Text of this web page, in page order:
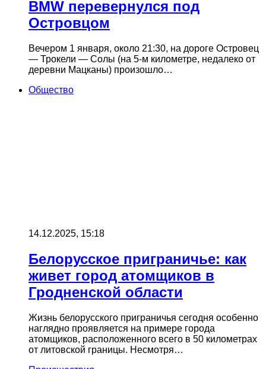
BMW перевернулся под
Островцом
Вечером 1 января, около 21:30, на дороге Островец
— Трокели — Солы (на 5-м километре, недалеко от
деревни Мацканы) произошло…
Общество
14.12.2025, 15:18
Белорусское приграничье: как
живет город атомщиков в
Гродненской области
Жизнь белорусского приграничья сегодня особенно
наглядно проявляется на примере города
атомщиков, расположенного всего в 50 километрах
от литовской границы. Несмотря…